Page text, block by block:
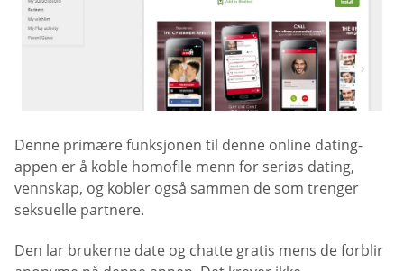
Denne primære funksjonen til denne online dating-
appen er å koble homofile menn for seriøs dating,
vennskap, og kobler også sammen de som trenger
seksuelle partnere.
Den lar brukerne date og chatte gratis mens de forblir